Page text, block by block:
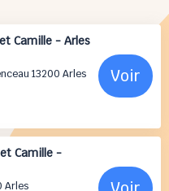
Camille - Arles
13200 Arles
Voir
Camille -
Arles